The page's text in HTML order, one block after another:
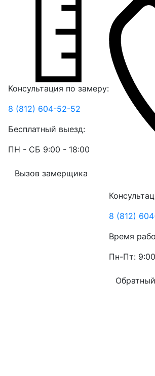
Консультация по замеру:
8 (812) 604-52-52
Бесплатный выезд:
ПН - СБ 9:00 - 18:00
Вызов замерщика
8 (812)
Время
Пн-Пт: